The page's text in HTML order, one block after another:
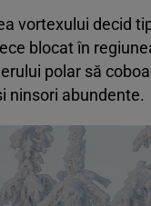
vortexului decid
blocat în
polar să
ninsori abundente.